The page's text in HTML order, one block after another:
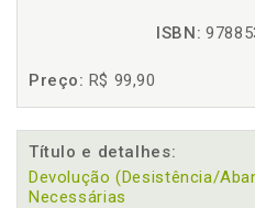
ISBN:
Preço: R$ 99,90
Título e detalhes:
Devolução (Desistência/
Necessárias